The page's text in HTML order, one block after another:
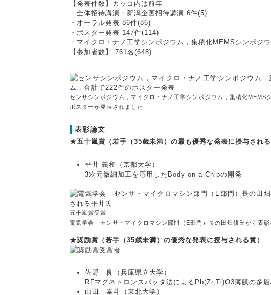
【発表件数】カッコ内は前年
・全体招待講演・新潟企画招待講演 6件(5)
・オーラル発表 86件(86)
・ポスター発表 147件(114)
・マイクロ・ナノ工学シンポジウム，集積化MEMSシンポ
【参加者数】 761名(648)
センサシンポジウム，マイクロ・ナノ工学シンポジウム，集積化MEMS
ポスターが発表されました
表彰論文
★五十嵐賞（若手（35歳未満）の最も優秀な発表に授与される
平井 義和（京都大学）
3次元微細加工を応用したBody on a Chipの開発
五十嵐賞受賞
電気学会 センサ・マイクロマシン部門（E部門）長の田畑修氏から表彰
★奨励賞（若手（35歳未満）の優秀な発表に授与される賞）
佐野 良（兵庫県立大学）
RFマグネトロンスパッタ法によるPb(Zr,Ti)O3薄膜の多
山田 泰斗（東北大学）